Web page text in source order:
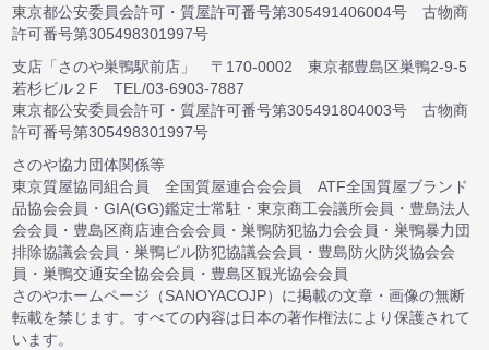
東京都公安委員会許可・質屋許可番号第305491406004号 古物商
許可番号第305498301997号
支店「さのや巣鴨駅前店」 〒170-0002 東京都豊島区巣鴨2-9-5
若杉ビル２F TEL/03-6903-7887
東京都公安委員会許可・質屋許可番号第305491804003号 古物商
許可番号第305498301997号
さのや協力団体関係等
東京質屋協同組合員 全国質屋連合会会員 ATF全国質屋ブランド
品協会会員・GIA(GG)鑑定士常駐・東京商工会議所会員・豊島法人
会会員・豊島区商店連合会会員・巣鴨防犯協力会会員・巣鴨暴力団
排除協議会会員・巣鴨ビル防犯協議会会員・豊島防火防災協会会
員・巣鴨交通安全協会会員・豊島区観光協会会員
さのやホームページ（SANOYACOJP）に掲載の文章・画像の無断
転載を禁じます。すべての内容は日本の著作権法により保護されて
います。